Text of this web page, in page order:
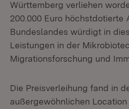
Württemberg verliehen
200.000 Euro höchstdotierte
Bundeslandes würdigt in
Leistungen in der
Migrationsforschung und
Die Preisverleihung fand in
außergewöhnlichen